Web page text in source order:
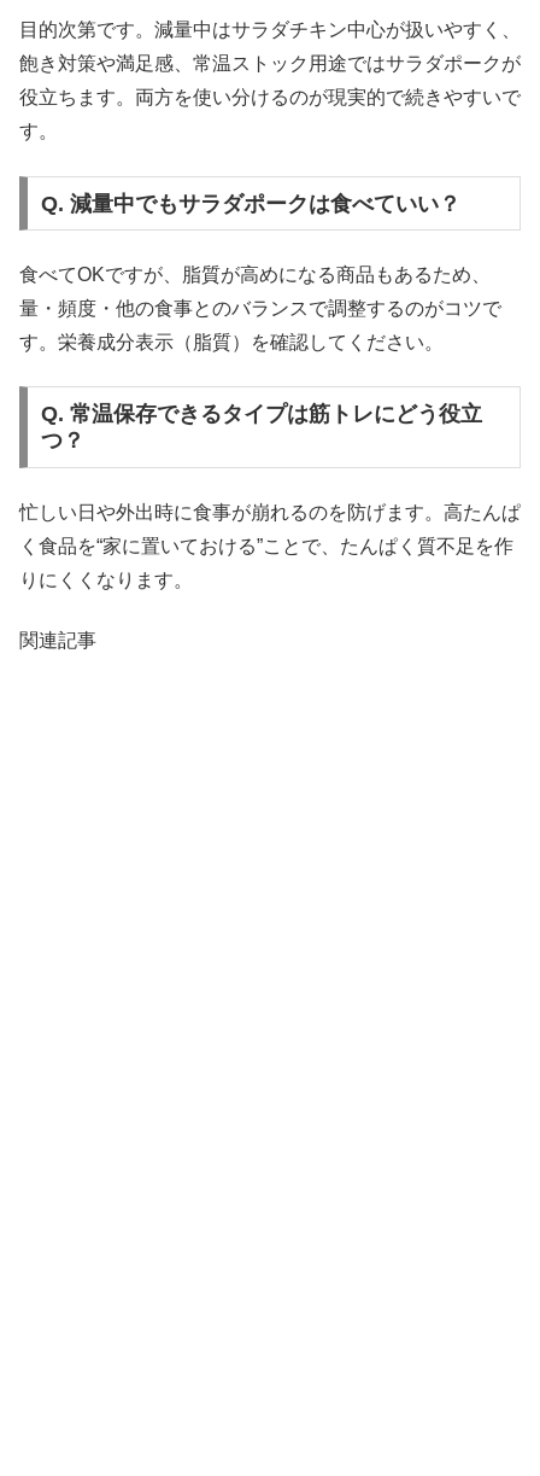
目的次第です。減量中はサラダチキン中心が扱いやすく、
飽き対策や満足感、常温ストック用途ではサラダポークが
役立ちます。両方を使い分けるのが現実的で続きやすいで
す。
Q. 減量中でもサラダポークは食べていい？
食べてOKですが、脂質が高めになる商品もあるため、
量・頻度・他の食事とのバランスで調整するのがコツで
す。栄養成分表示（脂質）を確認してください。
Q. 常温保存できるタイプは筋トレにどう役立
つ？
忙しい日や外出時に食事が崩れるのを防げます。高たんぱ
く食品を“家に置いておける”ことで、たんぱく質不足を作
りにくくなります。
関連記事